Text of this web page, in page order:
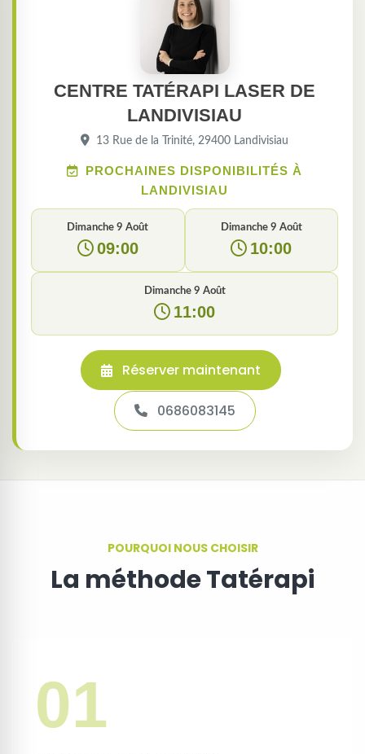
CENTRE TATÉRAPI LASER DE
LANDIVISIAU
13 Rue de la Trinité, 29400 Landivisiau
PROCHAINES DISPONIBILITÉS À
LANDIVISIAU
Dimanche 9 Août
09:00
Dimanche 9 Août
10:00
Dimanche 9 Août
11:00
Réserver maintenant
0686083145
POURQUOI NOUS CHOISIR
La méthode Tatérapi
01